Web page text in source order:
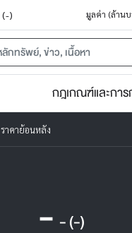
(-) มูลค่า (ล้าน
กฎเกณฑ์และกา
ราคาย้อนหลัง
- -(-)